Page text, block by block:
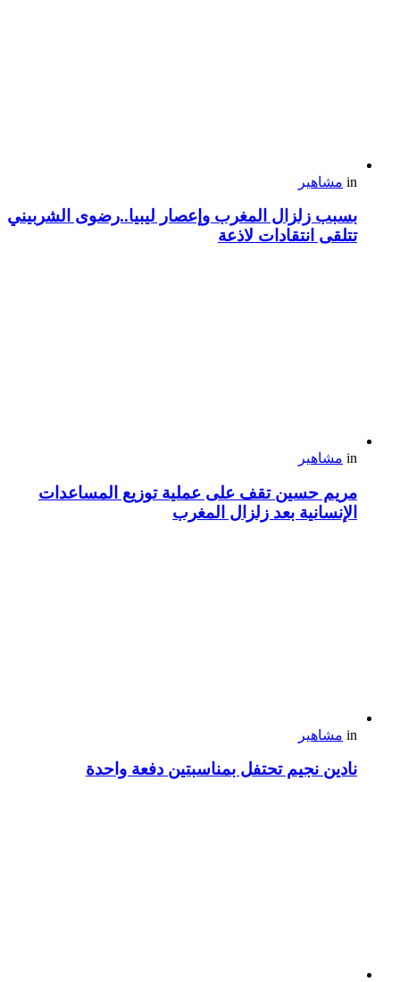
in مشاهير
بسبب زلزال المغرب وإعصار ليبيا..رضوى الشربيني
تتلقى انتقادات لاذعة
in مشاهير
مريم حسين تقف على عملية توزيع المساعدات
الإنسانية بعد زلزال المغرب
in مشاهير
نادين نجيم تحتفل بمناسبتين دفعة واحدة